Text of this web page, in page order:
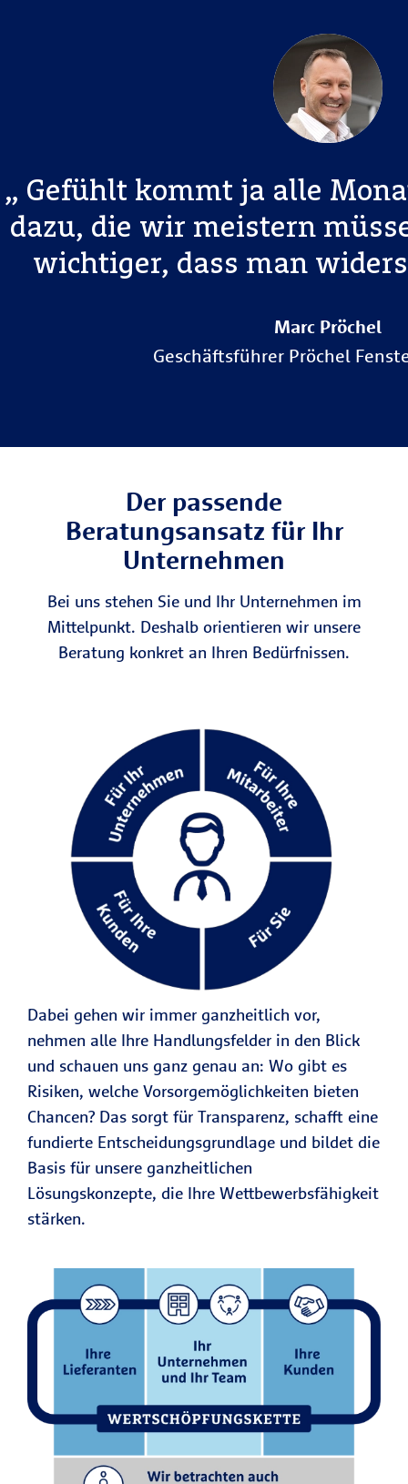
Gefühlt kommt ja alle
dazu, die wir meistern
wichtiger, dass man
Marc Pröchel
Geschäftsführer Pröchel
Der passende
Beratungsansatz für Ihr
Unternehmen
Bei uns stehen Sie und Ihr Unternehmen im
Mittelpunkt. Deshalb orientieren wir unsere
Beratung konkret an Ihren Bedürfnissen.
Dabei gehen wir immer ganzheitlich vor,
nehmen alle Ihre Handlungsfelder in den Blick
und schauen uns ganz genau an: Wo gibt es
Risiken, welche Vorsorgemöglichkeiten bieten
Chancen? Das sorgt für Transparenz, schafft eine
fundierte Entscheidungsgrundlage und bildet die
Basis für unsere ganzheitlichen
Lösungskonzepte, die Ihre Wettbewerbsfähigkeit
stärken.